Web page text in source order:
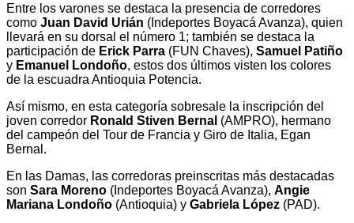
Entre los varones se destaca la presencia de corredores
como Juan David Urián (Indeportes Boyacá Avanza), quien
llevará en su dorsal el número 1; también se destaca la
participación de Erick Parra (FUN Chaves), Samuel Patiño
y Emanuel Londoño, estos dos últimos visten los colores
de la escuadra Antioquia Potencia.
Así mismo, en esta categoría sobresale la inscripción del
joven corredor Ronald Stiven Bernal (AMPRO), hermano
del campeón del Tour de Francia y Giro de Italia, Egan
Bernal.
En las Damas, las corredoras preinscritas más destacadas
son Sara Moreno (Indeportes Boyacá Avanza), Angie
Mariana Londoño (Antioquia) y Gabriela López (PAD).